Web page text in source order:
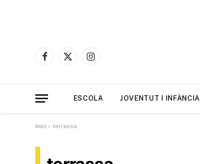
Facebook
X
Instagram
ESCOLA JOVENTUT I INFÀNCIA
Inici » terrassa